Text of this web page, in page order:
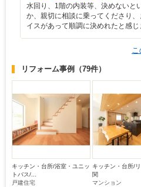
水回り、1階の内装等、決めないと
か、親切に相談に乗ってくださり
イスがあって順調に決めれたと感
リフォーム事例 （79件）
キッチン・台所/浴室・ユニッ
トバス/...
戸建住宅
キッチン・台所/
関
マンション